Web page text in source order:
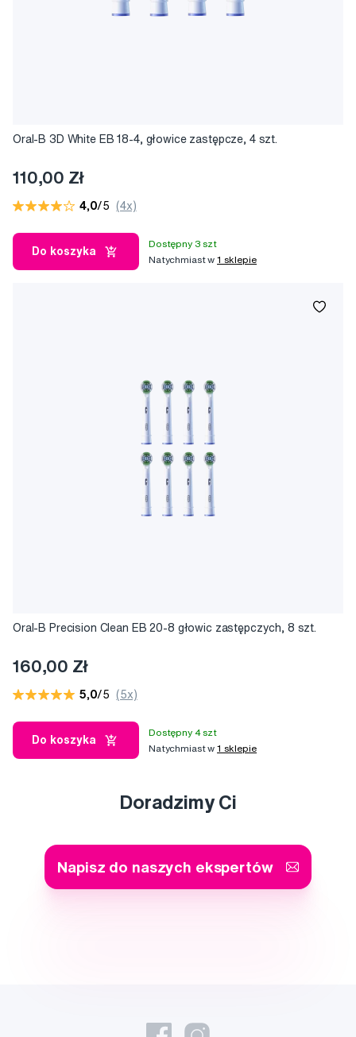
Oral-B 3D White EB 18-4, głowice zastępcze, 4 szt.
110,00 Zł
4,0/5 (4x)
Do koszyka
Dostępny 3 szt
Natychmiast w1 sklepie
Oral-B Precision Clean EB 20-8 głowic zastępczych, 8 szt.
160,00 Zł
5,0/5 (5x)
Do koszyka
Dostępny 4 szt
Natychmiast w1 sklepie
Doradzimy Ci
Napisz do naszych ekspertów